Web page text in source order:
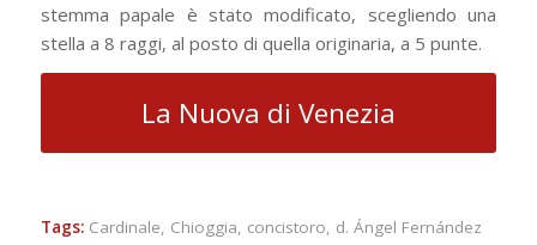
stemma papale è stato modificato, scegliendo una
stella a 8 raggi, al posto di quella originaria, a 5 punte.
La Nuova di Venezia
Tags: Cardinale, Chioggia, concistoro, d. Ángel Fernández